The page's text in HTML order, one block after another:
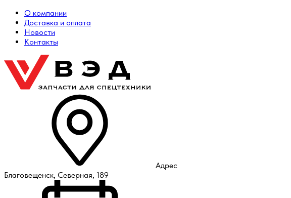
О компании
Доставка и оплата
Новости
Контакты
Адрес
Благовещенск, Северная, 189